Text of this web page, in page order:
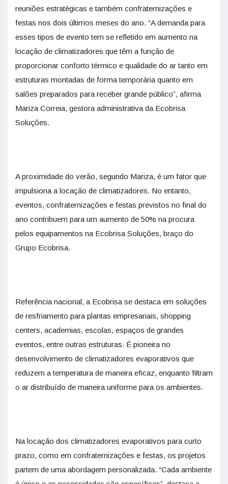
reuniões estratégicas e também confraternizações e
festas nos dois últimos meses do ano. “A demanda para
esses tipos de evento tem se refletido em aumento na
locação de climatizadores que têm a função de
proporcionar conforto térmico e qualidade do ar tanto em
estruturas montadas de forma temporária quanto em
salões preparados para receber grande público”, afirma
Mariza Correia, gestora administrativa da Ecobrisa
Soluções.
A proximidade do verão, segundo Mariza, é um fator que
impulsiona a locação de climatizadores. No entanto,
eventos, confraternizações e festas previstos no final do
ano contribuem para um aumento de 50% na procura
pelos equipamentos na Ecobrisa Soluções, braço do
Grupo Ecobrisa.
Referência nacional, a Ecobrisa se destaca em soluções
de resfriamento para plantas empresariais, shopping
centers, academias, escolas, espaços de grandes
eventos, entre outras estruturas. É pioneira no
desenvolvimento de climatizadores evaporativos que
reduzem a temperatura de maneira eficaz, enquanto filtram
o ar distribuído de maneira uniforme para os ambientes.
Na locação dos climatizadores evaporativos para curto
prazo, como em confraternizações e festas, os projetos
partem de uma abordagem personalizada. “Cada ambiente